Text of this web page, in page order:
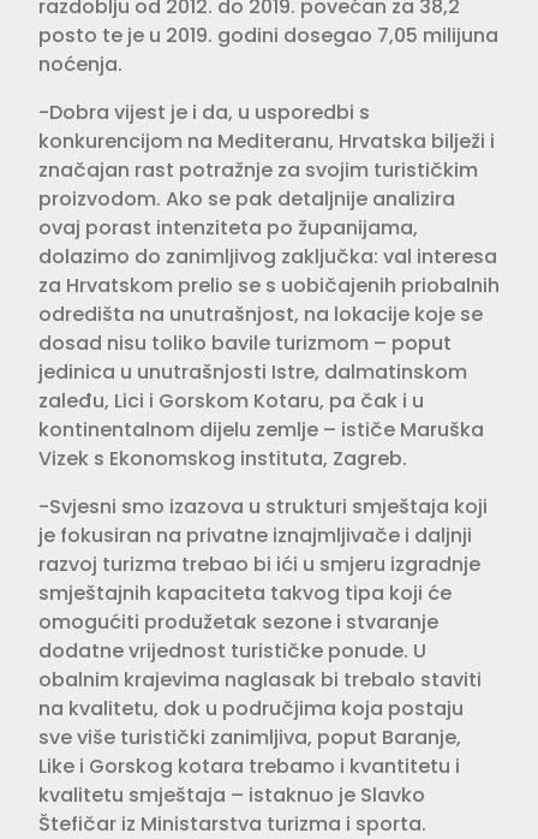
razdoblju od 2012. do 2019. povećan za 38,2
posto te je u 2019. godini dosegao 7,05 milijuna
noćenja.
-Dobra vijest je i da, u usporedbi s
konkurencijom na Mediteranu, Hrvatska bilježi i
značajan rast potražnje za svojim turističkim
proizvodom. Ako se pak detaljnije analizira
ovaj porast intenziteta po županijama,
dolazimo do zanimljivog zaključka: val interesa
za Hrvatskom prelio se s uobičajenih priobalnih
odredišta na unutrašnjost, na lokacije koje se
dosad nisu toliko bavile turizmom – poput
jedinica u unutrašnjosti Istre, dalmatinskom
zaleđu, Lici i Gorskom Kotaru, pa čak i u
kontinentalnom dijelu zemlje – ističe Maruška
Vizek s Ekonomskog instituta, Zagreb.
-Svjesni smo izazova u strukturi smještaja koji
je fokusiran na privatne iznajmljivače i daljnji
razvoj turizma trebao bi ići u smjeru izgradnje
smještajnih kapaciteta takvog tipa koji će
omogućiti produžetak sezone i stvaranje
dodatne vrijednost turističke ponude. U
obalnim krajevima naglasak bi trebalo staviti
na kvalitetu, dok u područjima koja postaju
sve više turistički zanimljiva, poput Baranje,
Like i Gorskog kotara trebamo i kvantitetu i
kvalitetu smještaja – istaknuo je Slavko
Štefičar iz Ministarstva turizma i sporta.